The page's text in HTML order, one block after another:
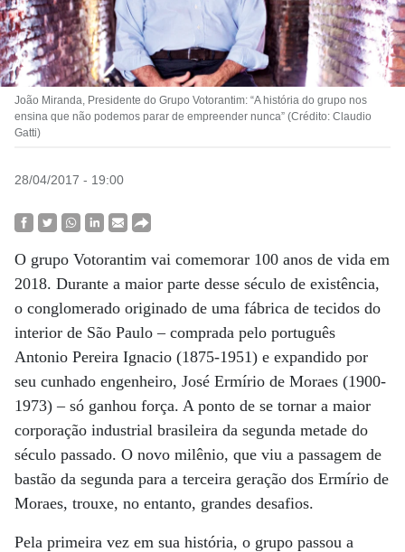
João Miranda, Presidente do Grupo Votorantim: “A história do grupo nos
ensina que não podemos parar de empreender nunca” (Crédito: Claudio
Gatti)
28/04/2017 - 19:00
O grupo Votorantim vai comemorar 100 anos de vida em
2018. Durante a maior parte desse século de existência,
o conglomerado originado de uma fábrica de tecidos do
interior de São Paulo – comprada pelo português
Antonio Pereira Ignacio (1875-1951) e expandido por
seu cunhado engenheiro, José Ermírio de Moraes (1900-
1973) – só ganhou força. A ponto de se tornar a maior
corporação industrial brasileira da segunda metade do
século passado. O novo milênio, que viu a passagem de
bastão da segunda para a terceira geração dos Ermírio de
Moraes, trouxe, no entanto, grandes desafios.
Pela primeira vez em sua história, o grupo passou a